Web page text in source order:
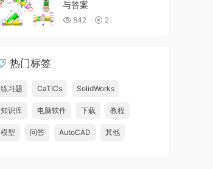
与答案
842 2
热门标签
练习题 CaTICs SolidWorks
知识库 电脑软件 下载 教程
模型 问答 AutoCAD 其他